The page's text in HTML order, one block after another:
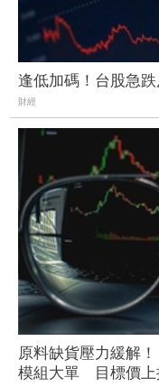
逢低加碼！台股急
財經
原料缺貨壓力緩解
模組大單 目標價上